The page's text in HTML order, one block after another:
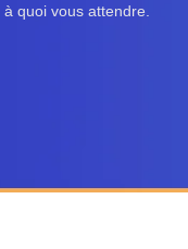
quoi vous attendre.